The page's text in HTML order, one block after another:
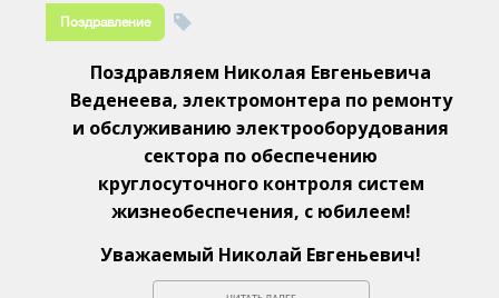
Поздравление
Поздравляем Николая Евгеньевича
Веденеева, электромонтера по ремонту
и обслуживанию электрооборудования
сектора по обеспечению
круглосуточного контроля систем
жизнеобеспечения, с юбилеем!
Уважаемый Николай Евгеньевич!